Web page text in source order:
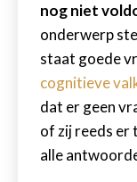
nog niet
onderwerp
staat goede
cognitieve
dat er geen
of zij reeds er
alle